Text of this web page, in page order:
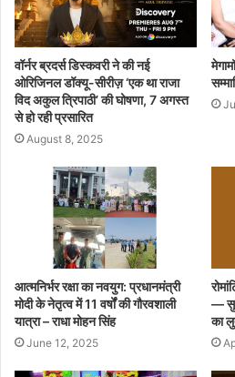
वॉर्नर ब्रदर्स डिस्कवरी ने की नई
ओरिजिनल डॉक्यू-सीरीज़ ‘एक था राजा
विद अकुल त्रिपाठी’ की घोषणा, 7 अगस्त
से हो रही प्रसारित
August 8, 2025
आत्मनिर्भर रक्षा का नवयुग: प्रधानमंत्री
मोदी के नेतृत्व में 11 वर्षों की गौरवशाली
यात्रा – राधा मोहन सिंह
June 12, 2025
—
का